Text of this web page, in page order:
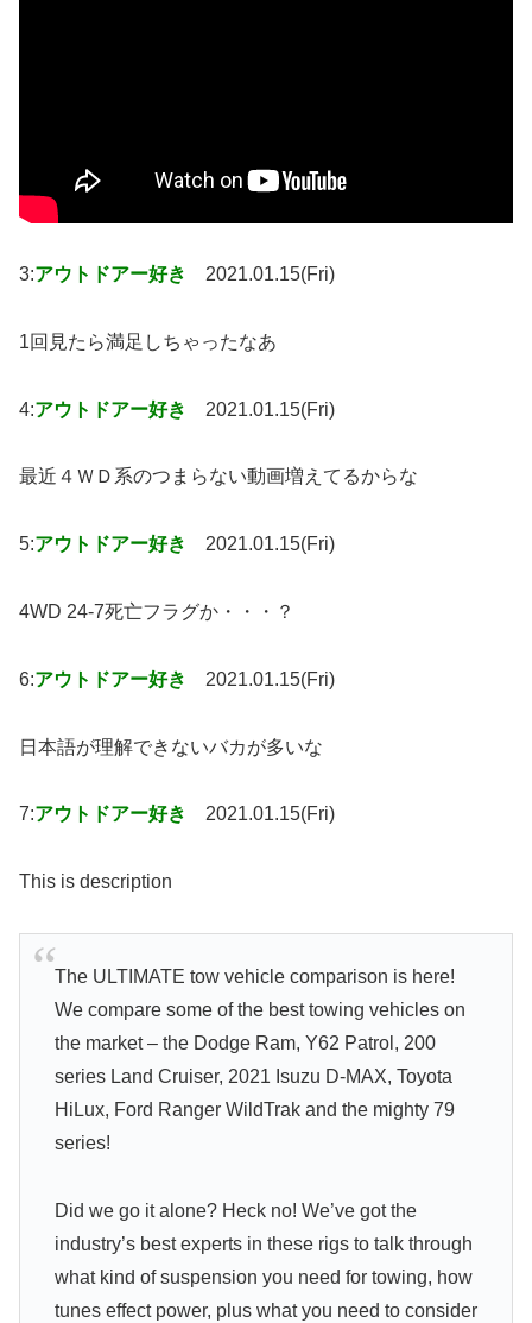
3:アウトドアー好き 2021.01.15(Fri)
1回見たら満足しちゃったなあ
4:アウトドアー好き 2021.01.15(Fri)
最近４ＷＤ系のつまらない動画増えてるからな
5:アウトドアー好き 2021.01.15(Fri)
4WD 24-7死亡フラグか・・・？
6:アウトドアー好き 2021.01.15(Fri)
日本語が理解できないバカが多いな
7:アウトドアー好き 2021.01.15(Fri)
This is description
The ULTIMATE tow vehicle comparison is here!
We compare some of the best towing vehicles on
the market – the Dodge Ram, Y62 Patrol, 200
series Land Cruiser, 2021 Isuzu D-MAX, Toyota
HiLux, Ford Ranger WildTrak and the mighty 79
series!
Did we go it alone? Heck no! We’ve got the
industry’s best experts in these rigs to talk through
what kind of suspension you need for towing, how
tunes effect power, plus what you need to consider